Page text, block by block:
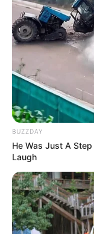
BUZZDAY
He Was Just A
Laugh